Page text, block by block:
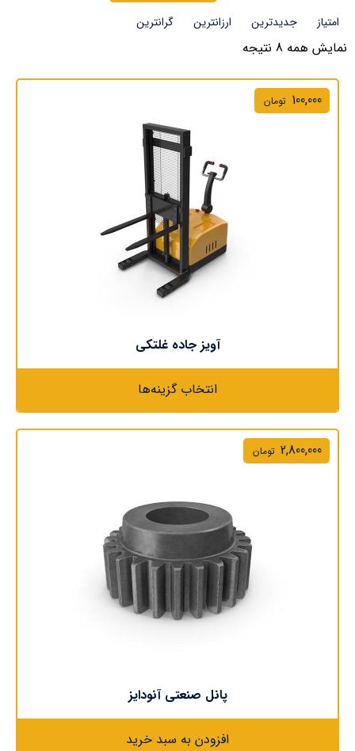
نمایش همه 8 نتیجه
امتیاز
جدیدترین ارزانترین گرانترین
100,000 تومان
آویز جاده غلتکی
انتخاب گزینه‌ها
2,800,000 تومان
پانل صنعتی آنودایز
افزودن به سبد خرید